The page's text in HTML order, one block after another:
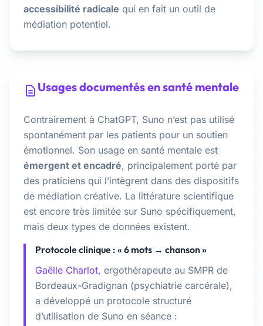
accessibilité radicale qui en fait un outil de
médiation potentiel.
Usages documentés en santé mentale
Contrairement à ChatGPT, Suno n’est pas utilisé
spontanément par les patients pour un soutien
émotionnel. Son usage en santé mentale est
émergent et encadré, principalement porté par
des praticiens qui l’intègrent dans des dispositifs
de médiation créative. La littérature scientifique
est encore très limitée sur Suno spécifiquement,
mais deux types de données existent.
Protocole clinique : « 6 mots → chanson »
Gaëlle Charlot, ergothérapeute au SMPR de
Bordeaux-Gradignan (psychiatrie carcérale),
a développé un protocole structuré
d’utilisation de Suno en séance :